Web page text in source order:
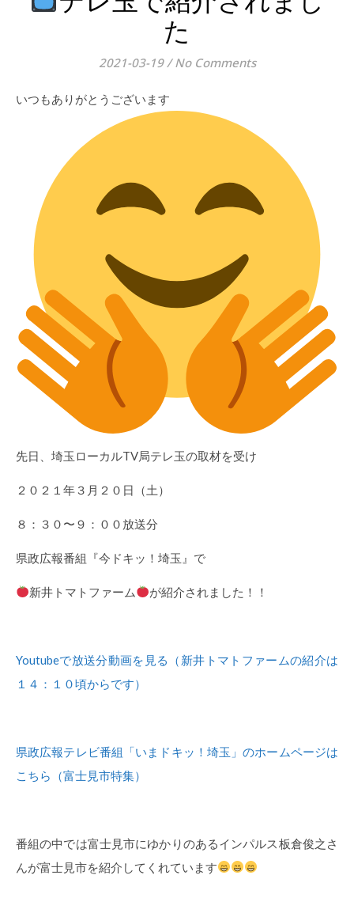
た
2021-03-19 / No Comments
いつもありがとうございます
先日、埼玉ローカルTV局テレ玉の取材を受け
２０２１年３月２０日（土）
８：３０〜９：００放送分
県政広報番組『今ドキッ！埼玉』で
新井トマトファーム が紹介されました！！
Youtubeで放送分動画を見る（新井トマトファームの紹介は
１４：１０頃からです）
県政広報テレビ番組「いまドキッ！埼玉」のホームページは
こちら（富士見市特集）
番組の中では富士見市にゆかりのあるインパルス板倉俊之さ
んが富士見市を紹介してくれています